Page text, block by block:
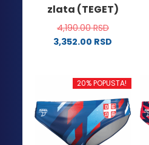
zlata (TEGET)
4,190.00RSD
3,352.00 RSD
ima
varijanti.
Opcije
mogu
20% POPUSTA!